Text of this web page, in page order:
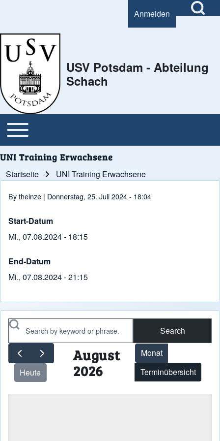
Close Search Block
Search
User account menu
Anmelden
USV Potsdam - Abteilung
Schach
Main navigation
Open or Close horizontal Main Menu
UNI Training Erwachsene
Pfadnavigation
Startseite UNI Training Erwachsene
Bytheinze | Donnerstag, 25. Juli 2024 - 18:04
Start-Datum
Mi., 07.08.2024 - 18:15
End-Datum
Mi., 07.08.2024 - 21:15
Search
Heute
August
2026
Monat
Terminübersicht